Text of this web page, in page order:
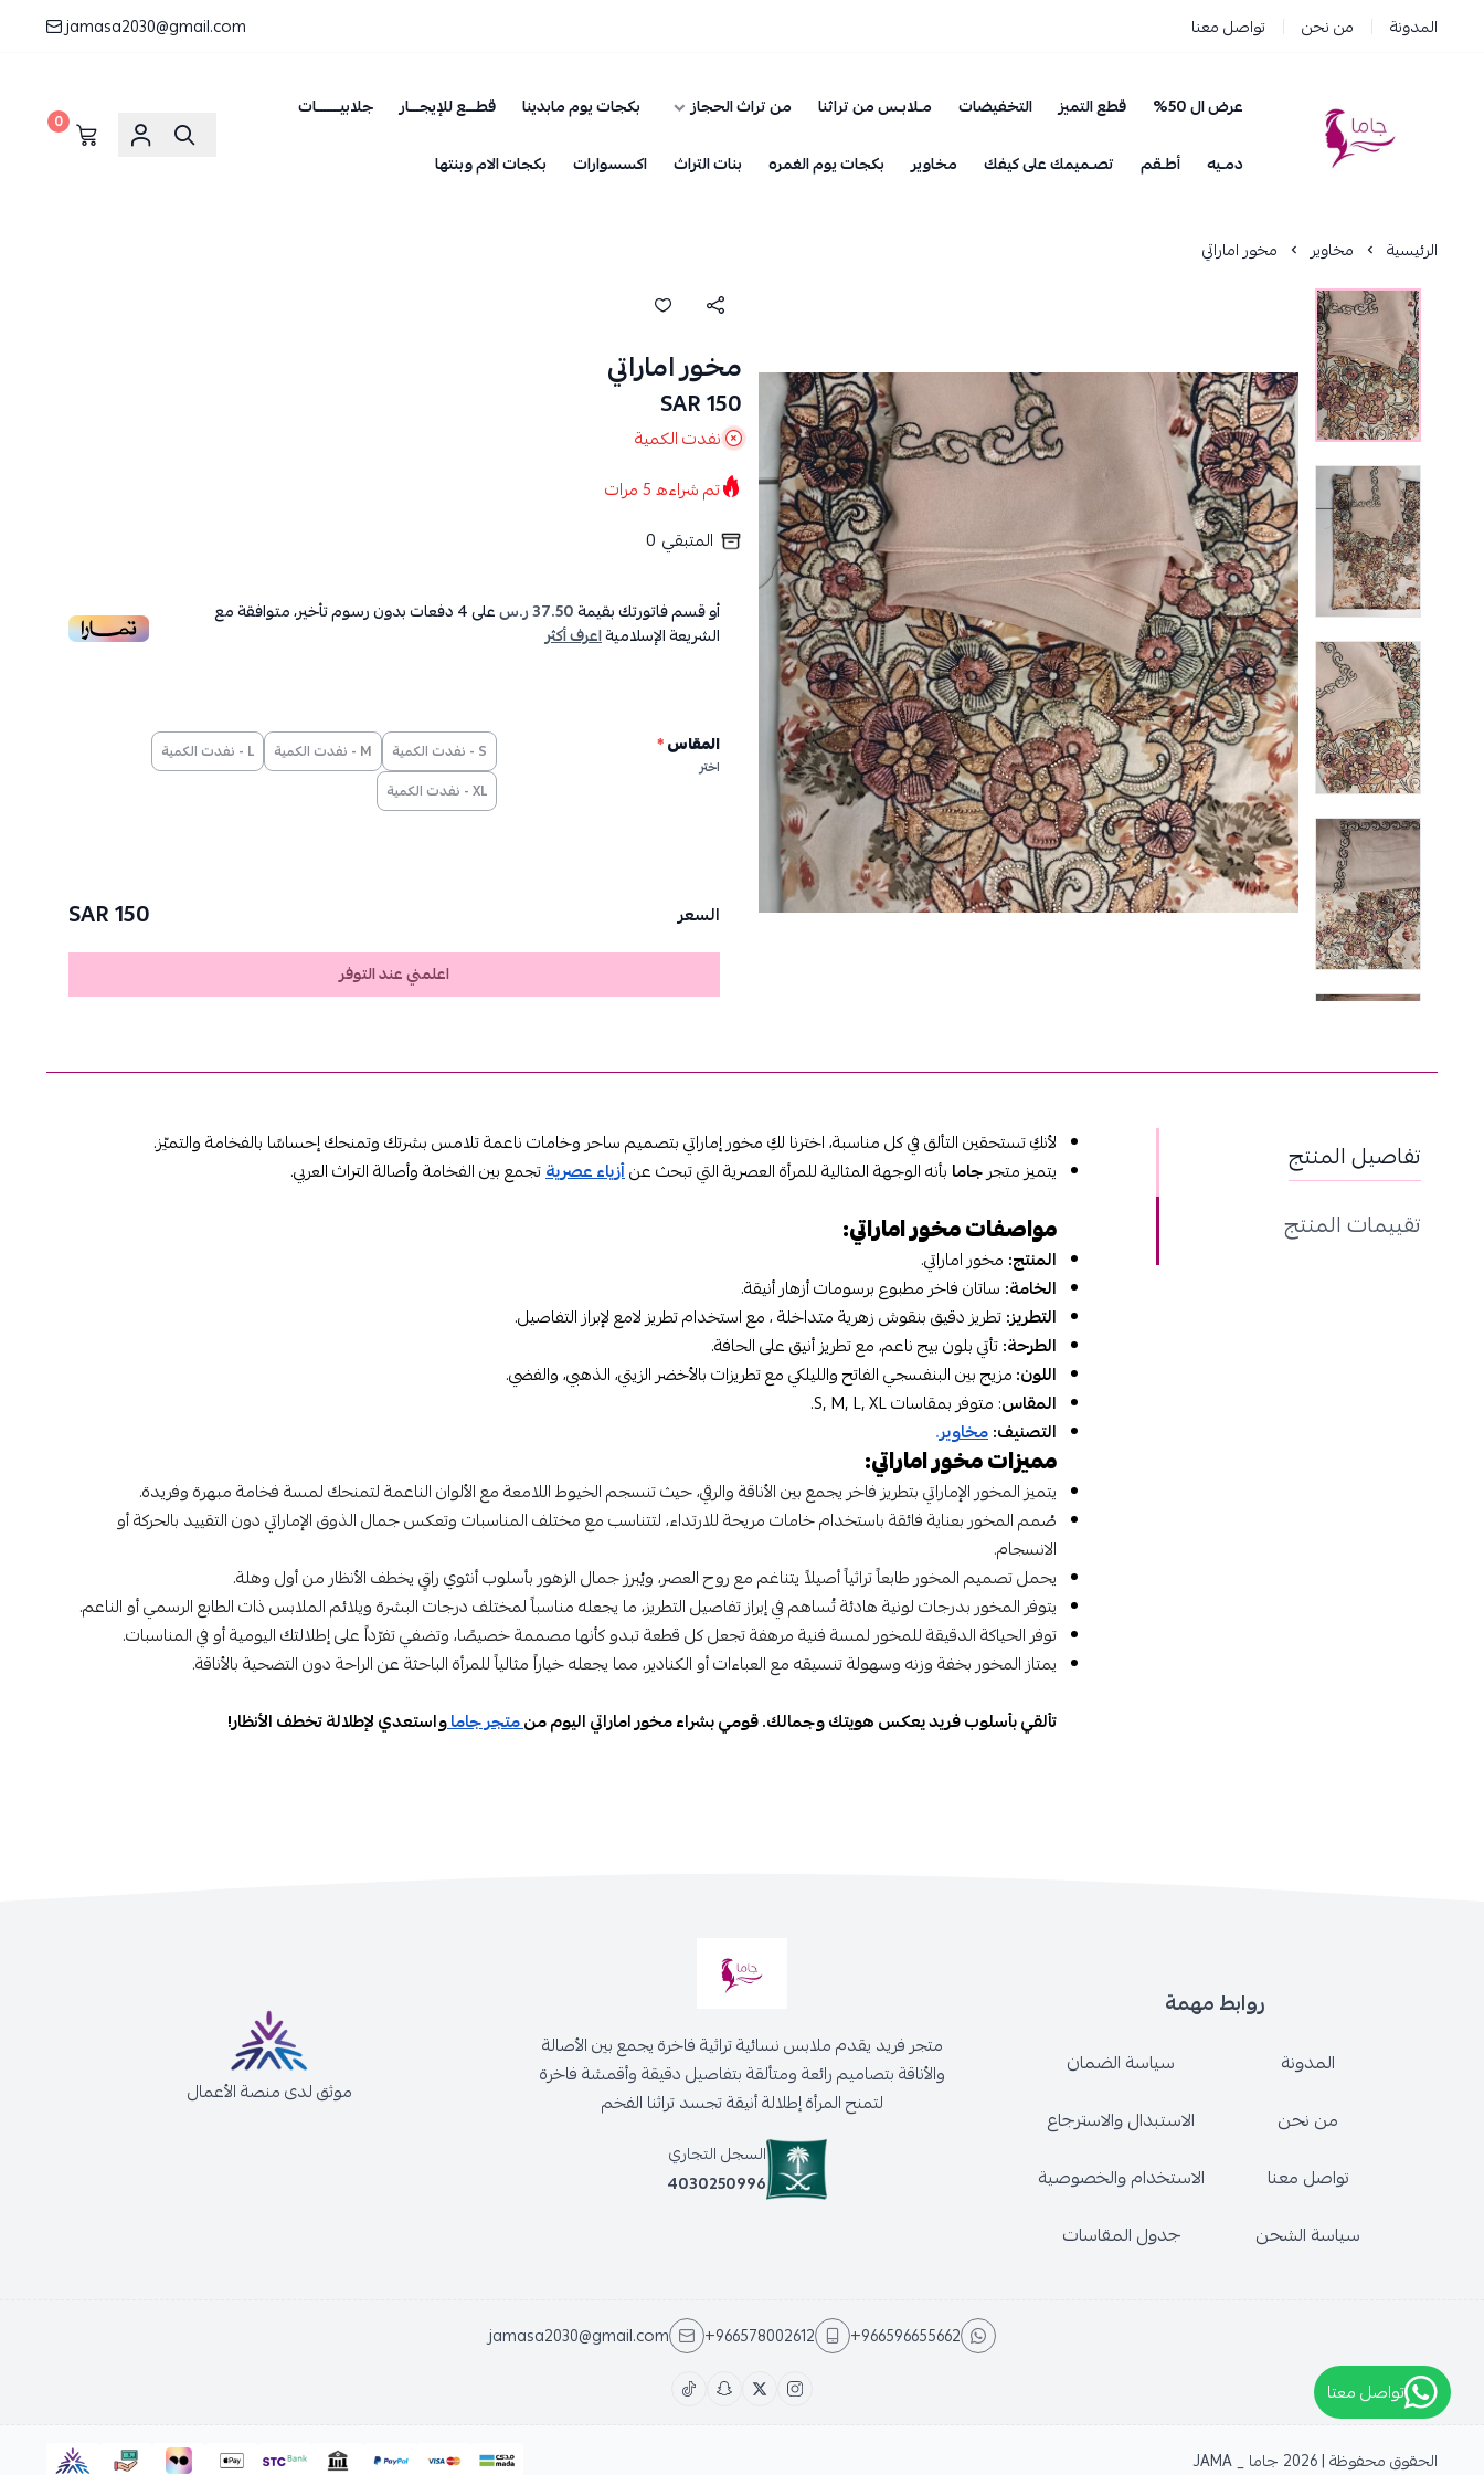
المدونة من نحن تواصل معنا jamasa2030@gmail.com
جاما _ JAMA
عرض ال 50% قطع التميز التخفيضات مـلابـس من تراثنا من تراث الحجاز بكجات يوم مابدينا قطـــع للإيجـــار
جلابيـــــــات
دمـيه
أطـقم تصـميمك على كيفك مخاوير بكجات يوم الغمره بنات التراث اكسسوارات بكجات الام وبنتها
0
الرئيسية مخاوير مخور اماراتي
مخور اماراتي
150 SAR
نفدت الكمية
تم شراءه5مرات
المتبقي 0
أو قسم فاتورتك بقيمة37.50 ر.س على4دفعات بدون رسوم تأخير، متوافقة مع
الشريعة الإسلاميةاعرف أكثر
المقاس*
اختر
S - نفدت الكمية M - نفدت الكمية
L - نفدت الكمية
XL - نفدت الكمية
السعر 150 SAR
اعلمني عند التوفر
تفاصيل المنتج
تقييمات المنتج
لأنكِ تستحقين التألق في كل مناسبة، اخترنا لكِ مخور إماراتي بتصميم ساحر وخامات ناعمة تلامس بشرتك وتمنحك إحساسًا بالفخامة والتميّز.
يتميز متجرجاما بأنه الوجهة المثالية للمرأة العصرية التي تبحث عنأزياء عصريةتجمع بين الفخامة وأصالة التراث العربي.
مواصفات مخور اماراتي:
المنتج: مخور اماراتي.
الخامة: ساتان فاخر مطبوع برسومات أزهار أنيقة.
التطريز:تطريز دقيق بنقوش زهرية متداخلة ، مع استخدام تطريز لامع لإبراز التفاصيل.
الطرحة:تأتي بلون بيج ناعم، مع تطريز أنيق على الحافة.
اللون:مزيج بين البنفسجي الفاتح والليلكي مع تطريزات بالأخضر الزيتي، الذهبي، والفضي.
المقاس: متوفر بمقاسات S, M, L, XL.
التصنيف:مخاوير.
مميزات مخور اماراتي:
يتميز المخور الإماراتي بتطريز فاخر يجمع بين الأناقة والرقي، حيث تنسجم الخيوط اللامعة مع الألوان الناعمة لتمنحك لمسة فخامة مبهرة وفريدة.
صُمم المخور بعناية فائقة باستخدام خامات مريحة للارتداء، لتتناسب مع مختلف المناسبات وتعكس جمال الذوق الإماراتي دون التقييد بالحركة أو
الانسجام.
يحمل تصميم المخور طابعاً تراثياً أصيلاً يتناغم مع روح العصر، ويُبرز جمال الزهور بأسلوب أنثوي راقٍ يخطف الأنظار من أول وهلة.
يتوفر المخور بدرجات لونية هادئة تُساهم في إبراز تفاصيل التطريز، ما يجعله مناسباً لمختلف درجات البشرة ويلائم الملابس ذات الطابع الرسمي أو الناعم.
توفر الحياكة الدقيقة للمخور لمسة فنية مرهفة تجعل كل قطعة تبدو كأنها مصممة خصيصًا، وتضفي تفرّداً على إطلالتك اليومية أو في المناسبات.
يمتاز المخور بخفة وزنه وسهولة تنسيقه مع العباءات أو الكنادير، مما يجعله خياراً مثالياً للمرأة الباحثة عن الراحة دون التضحية بالأناقة.
تألقي بأسلوب فريد يعكس هويتك وجمالك. قومي بشراء مخور اماراتي اليوم منمتجر جاماواستعدي لإطلالة تخطف الأنظار!
روابط مهمة
المدونة
من نحن
تواصل معنا
سياسة الشحن
سياسة الضمان
الاستبدال والاسترجاع
الاستخدام والخصوصية
جدول المقاسات
متجر فريد يقدم ملابس نسائية تراثية فاخرة يجمع بين الأصالة
والأناقة بتصاميم رائعة ومتألقة بتفاصيل دقيقة وأقمشة فاخرة
لتمنح المرأة إطلالة أنيقة تجسد تراثنا الفخم
السجل التجاري
4030250996
موثق لدى منصة الأعمال
+966596655662
+966578002612
jamasa2030@gmail.com
الحقوق محفوظة | 2026 جاما _ JAMA
تواصل معتا